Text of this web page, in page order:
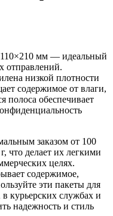
110×210 мм — идеальный
отправлений.
низкой плотности
содержимое от влаги,
обеспечивает
заказом от 100
что делает их легкими
целях.
содержимое,
эти пакеты для
курьерских службах и
надежность и стиль